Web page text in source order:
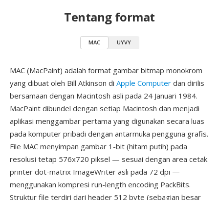
Tentang format
MAC UYVY
MAC (MacPaint) adalah format gambar bitmap monokrom
yang dibuat oleh Bill Atkinson di Apple Computer dan dirilis
bersamaan dengan Macintosh asli pada 24 Januari 1984.
MacPaint dibundel dengan setiap Macintosh dan menjadi
aplikasi menggambar pertama yang digunakan secara luas
pada komputer pribadi dengan antarmuka pengguna grafis.
File MAC menyimpan gambar 1-bit (hitam putih) pada
resolusi tetap 576x720 piksel — sesuai dengan area cetak
printer dot-matrix ImageWriter asli pada 72 dpi —
menggunakan kompresi run-length encoding PackBits.
Struktur file terdiri dari header 512 byte (sebagian besar